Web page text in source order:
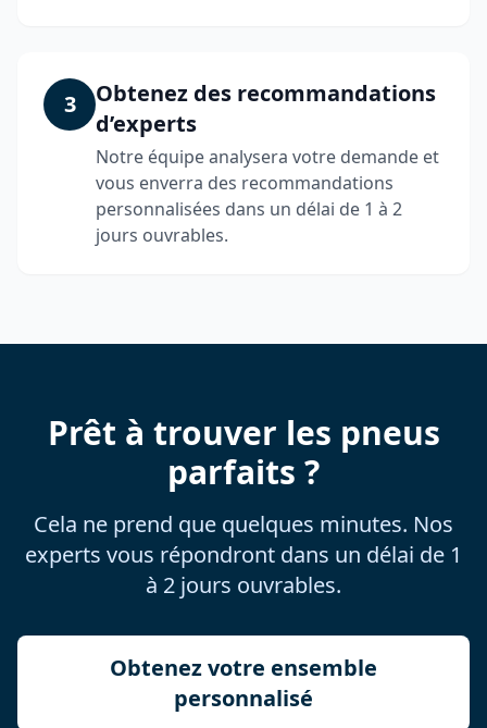
3
Obtenez des recommandations
d’experts
Notre équipe analysera votre demande et
vous enverra des recommandations
personnalisées dans un délai de 1 à 2
jours ouvrables.
Prêt à trouver les pneus
parfaits ?
Cela ne prend que quelques minutes. Nos
experts vous répondront dans un délai de 1
à 2 jours ouvrables.
Obtenez votre ensemble
personnalisé